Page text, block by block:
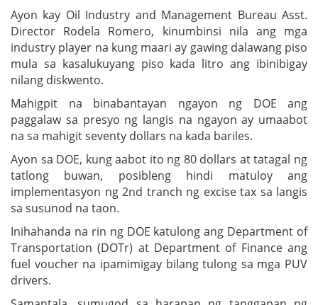
Ayon kay Oil Industry and Management Bureau Asst.
Director Rodela Romero, kinumbinsi nila ang mga
industry player na kung maari ay gawing dalawang piso
mula sa kasalukuyang piso kada litro ang ibinibigay
nilang diskwento.
Mahigpit na binabantayan ngayon ng DOE ang
paggalaw sa presyo ng langis na ngayon ay umaabot
na sa mahigit seventy dollars na kada bariles.
Ayon sa DOE, kung aabot ito ng 80 dollars at tatagal ng
tatlong buwan, posibleng hindi matuloy ang
implementasyon ng 2nd tranch ng excise tax sa langis
sa susunod na taon.
Inihahanda na rin ng DOE katulong ang Department of
Transportation (DOTr) at Department of Finance ang
fuel voucher na ipamimigay bilang tulong sa mga PUV
drivers.